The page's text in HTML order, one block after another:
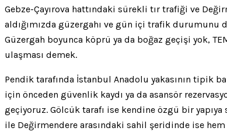
Gebze-Çayırova hattındaki sürekli tır trafiği ve
aldığımızda güzergahı ve gün içi trafik durumunu
Güzergah boyunca köprü ya da boğaz geçişi yok,
ulaşması demek.
Pendik tarafında İstanbul Anadolu yakasının tipik
için önceden güvenlik kaydı ya da asansör
geçiyoruz. Gölcük tarafı ise kendine özgü bir
ile Değirmendere arasındaki sahil şeridinde ise hem